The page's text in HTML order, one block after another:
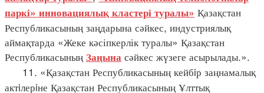
паркі» инновациялық кластері туралы» Қазақстан
Республикасының заңдарына сәйкес, индустриялық
аймақтарда «Жеке кәсіпкерлік туралы» Қазақстан
Республикасының Заңына сәйкес жүзеге асырылады.».
11. «Қазақстан Республикасының кейбiр заңнамалық
актiлерiне Қазақстан Республикасының Ұлттық